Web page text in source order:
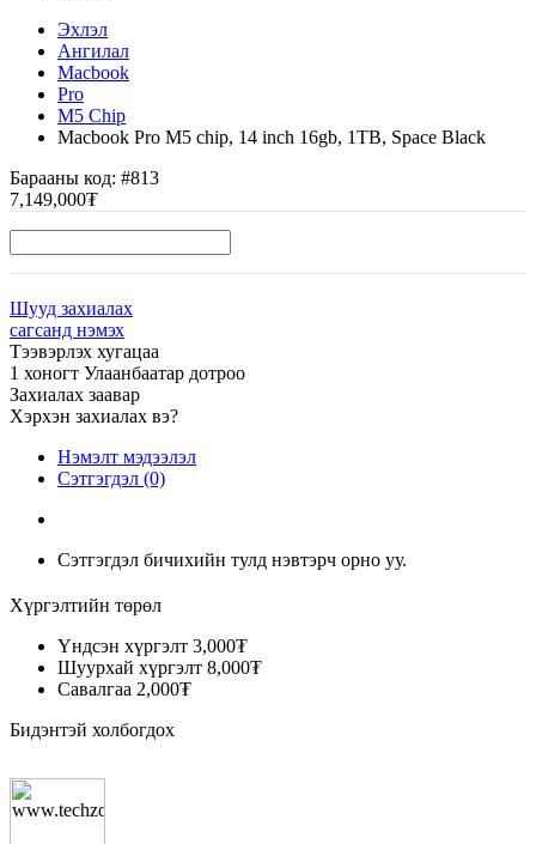
Эхлэл
Ангилал
Macbook
Pro
M5 Chip
Macbook Pro M5 chip, 14 inch 16gb, 1TB, Space Black
Барааны код: #813
7,149,000₮
Шууд захиалах
сагсанд нэмэх
Тээвэрлэх хугацаа
1 хоногт Улаанбаатар дотроо
Захиалах заавар
Хэрхэн захиалах вэ?
Нэмэлт мэдээлэл
Сэтгэгдэл (0)
Сэтгэгдэл бичихийн тулд нэвтэрч орно уу.
Хүргэлтийн төрөл
Үндсэн хүргэлт 3,000₮
Шуурхай хүргэлт 8,000₮
Савалгаа 2,000₮
Бидэнтэй холбогдох